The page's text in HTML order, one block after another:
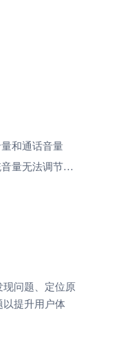
和通话音量
法调节背景音乐
问题、定位原
以提升用户体